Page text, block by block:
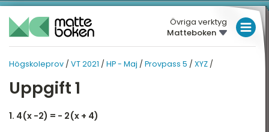
Övriga verktyg
Matteboken
Högskoleprov / VT 2021 / HP - Maj / Provpass 5 / XYZ /
Uppgift 1
1. 4(x -2) = - 2(x + 4)
LÅGSTADIET
MELLANSTADIET
VT 2021
- MAJ
Översikt
HP - MAJ